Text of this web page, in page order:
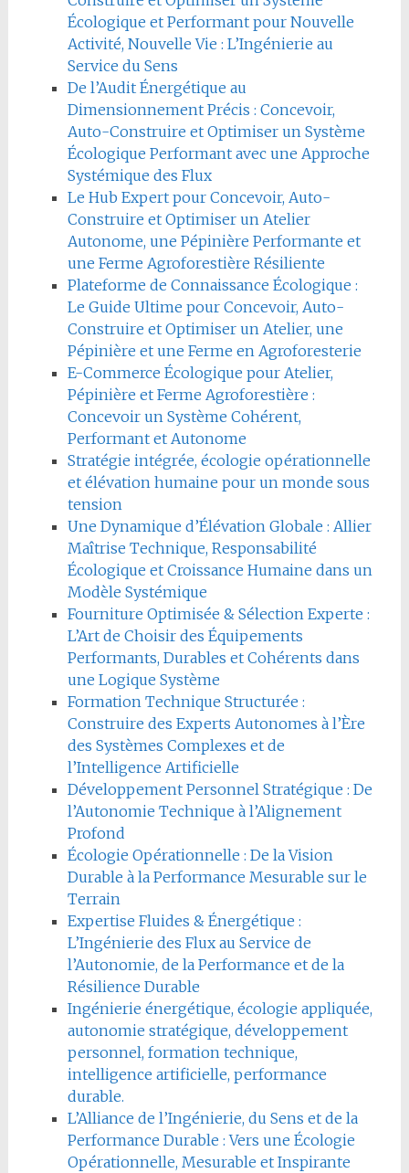
Écologique et Performant pour Nouvelle
Activité, Nouvelle Vie : L’Ingénierie au
Service du Sens
De l’Audit Énergétique au
Dimensionnement Précis : Concevoir,
Auto-Construire et Optimiser un Système
Écologique Performant avec une Approche
Systémique des Flux
Le Hub Expert pour Concevoir, Auto-
Construire et Optimiser un Atelier
Autonome, une Pépinière Performante et
une Ferme Agroforestière Résiliente
Plateforme de Connaissance Écologique :
Le Guide Ultime pour Concevoir, Auto-
Construire et Optimiser un Atelier, une
Pépinière et une Ferme en Agroforesterie
E-Commerce Écologique pour Atelier,
Pépinière et Ferme Agroforestière :
Concevoir un Système Cohérent,
Performant et Autonome
Stratégie intégrée, écologie opérationnelle
et élévation humaine pour un monde sous
tension
Une Dynamique d’Élévation Globale : Allier
Maîtrise Technique, Responsabilité
Écologique et Croissance Humaine dans un
Modèle Systémique
Fourniture Optimisée & Sélection Experte :
L’Art de Choisir des Équipements
Performants, Durables et Cohérents dans
une Logique Système
Formation Technique Structurée :
Construire des Experts Autonomes à l’Ère
des Systèmes Complexes et de
l’Intelligence Artificielle
Développement Personnel Stratégique : De
l’Autonomie Technique à l’Alignement
Profond
Écologie Opérationnelle : De la Vision
Durable à la Performance Mesurable sur le
Terrain
Expertise Fluides & Énergétique :
L’Ingénierie des Flux au Service de
l’Autonomie, de la Performance et de la
Résilience Durable
Ingénierie énergétique, écologie appliquée,
autonomie stratégique, développement
personnel, formation technique,
intelligence artificielle, performance
durable.
L’Alliance de l’Ingénierie, du Sens et de la
Performance Durable : Vers une Écologie
Opérationnelle, Mesurable et Inspirante